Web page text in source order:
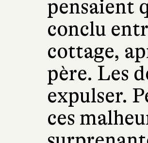
pensaient
conclu
cottage,
père. Les
expulser.
ces